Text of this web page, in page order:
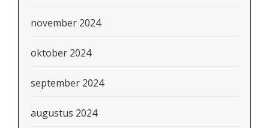
november 2024
oktober 2024
september 2024
augustus 2024